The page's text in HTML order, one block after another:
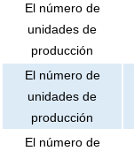
El número de
unidades de
producción
El número de
unidades de
producción
El número de